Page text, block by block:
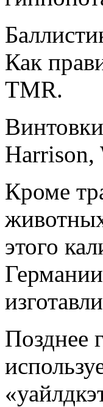
Как
TMR.
Harrison,
Кроме
этого
Позднее